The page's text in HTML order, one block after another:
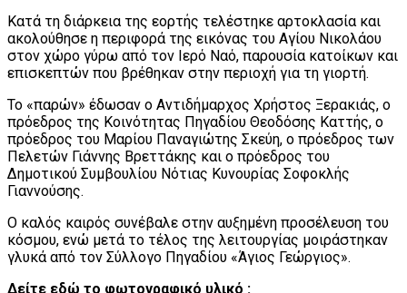
Κατά τη διάρκεια της εορτής τελέστηκε αρτοκλασία και
ακολούθησε η περιφορά της εικόνας του Αγίου Νικολάου
στον χώρο γύρω από τον Ιερό Ναό, παρουσία κατοίκων και
επισκεπτών που βρέθηκαν στην περιοχή για τη γιορτή.
Το «παρών» έδωσαν ο Αντιδήμαρχος Χρήστος Ξερακιάς, ο
πρόεδρος της Κοινότητας Πηγαδίου Θεοδόσης Καττής, ο
πρόεδρος του Μαρίου Παναγιώτης Σκεύη, ο πρόεδρος των
Πελετών Γιάννης Βρεττάκης και ο πρόεδρος του
Δημοτικού Συμβουλίου Νότιας Κυνουρίας Σοφοκλής
Γιαννούσης.
Ο καλός καιρός συνέβαλε στην αυξημένη προσέλευση του
κόσμου, ενώ μετά το τέλος της λειτουργίας μοιράστηκαν
γλυκά από τον Σύλλογο Πηγαδίου «Άγιος Γεώργιος».
Δείτε εδώ το φωτογραφικό υλικό :